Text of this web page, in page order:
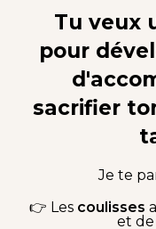
Tu veux
pour
sacrifier
Je te
👉 Les coulisses
et